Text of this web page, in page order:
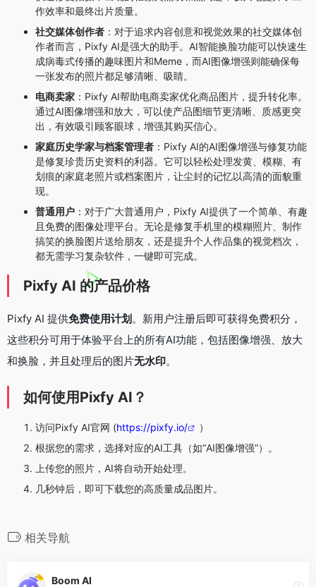
作效率和最终出片质量。
社交媒体创作者 ：对于追求内容创意和视觉效果的社交媒体创
作者而言，Pixfy AI是强大的助手。AI智能换脸功能可以快速生
成病毒式传播的趣味图片和Meme，而AI图像增强则能确保每
一张发布的照片都足够清晰、吸睛。
电商卖家 ：Pixfy AI帮助电商卖家优化商品图片，提升转化率。
通过AI图像增强和放大，可以使产品图细节更清晰、质感更突
出，有效吸引顾客眼球，增强其购买信心。
家庭历史学家与档案管理者 ：Pixfy AI的AI图像增强与修复功能
是修复珍贵历史资料的利器。它可以轻松处理发黄、模糊、有
划痕的家庭老照片或档案图片，让尘封的记忆以高清的面貌重
现。
普通用户 ：对于广大普通用户，Pixfy AI提供了一个简单、有趣
且免费的图像处理平台。无论是修复手机里的模糊照片、制作
搞笑的换脸图片送给朋友，还是提升个人作品集的视觉档次，
都无需学习复杂软件，一键即可完成。
Pixfy AI 的产品价格
Pixfy AI 提供免费使用计划 。新用户注册后即可获得免费积分，
这些积分可用于体验平台上的所有AI功能，包括图像增强、放大
和换脸，并且处理后的图片无水印。
如何使用Pixfy AI？
访问Pixfy AI官网 (https://pixfy.io/
）
根据您的需求，选择对应的AI工具（如“AI图像增强”）。
上传您的照片，AI将自动开始处理。
几秒钟后，即可下载您的高质量成品图片。
相关导航
Boom AI